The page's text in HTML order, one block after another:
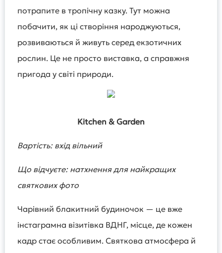
потрапите в тропічну казку. Тут можна
побачити, як ці створіння народжуються,
розвиваються й живуть серед екзотичних
рослин. Це не просто виставка, а справжня
пригода у світі природи.
Kitchen & Garden
Вартість: вхід вільний
Що відчуєте: натхнення для найкращих
святкових фото
Чарівний блакитний будиночок — це вже
інстаграмна візитівка ВДНГ, місце, де кожен
кадр стає особливим. Святкова атмосфера й